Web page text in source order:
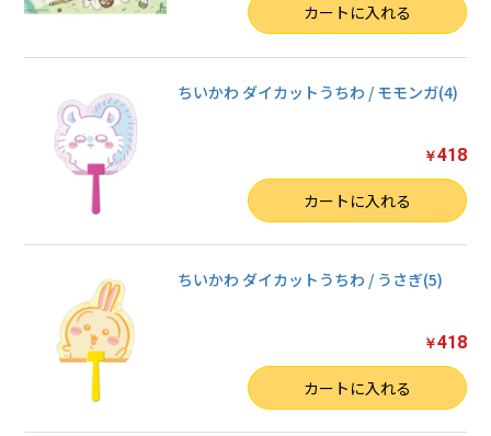
カートに入れる
ちいかわ ダイカットうちわ / モモンガ(4)
￥418
カートに入れる
ちいかわ ダイカットうちわ / うさぎ(5)
￥418
カートに入れる